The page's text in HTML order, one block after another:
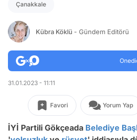
Çanakkale
Kübra Köklü - Gündem Editörü
31.01.2023 - 11:11
Favori Yorum Yap
İYİ Partili Gökçeada Belediye